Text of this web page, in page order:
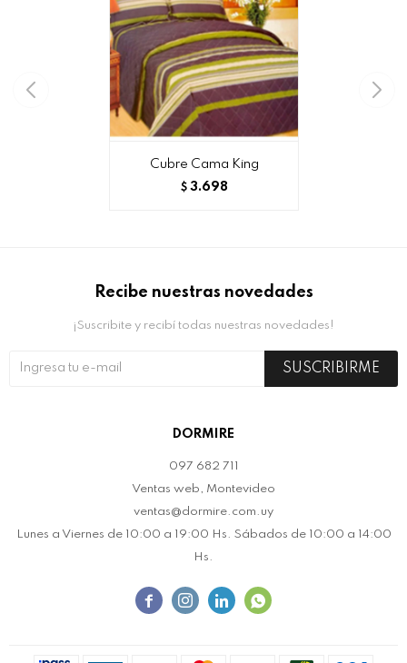
Cubre Cama King
$ 3.698
DORMIRE
097 682 711
Ventas web, Montevideo
ventas@dormire.com.uy
Lunes a Viernes de 10:00 a 19:00 Hs. Sábados de 10:00 a 14:00
Hs.
   
Recibe nuestras novedades
¡Suscribite y recibí todas nuestras novedades!
SUSCRIBIRME